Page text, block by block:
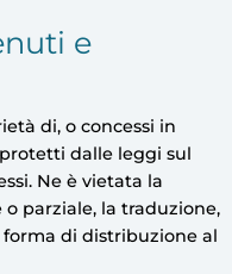
e
di, o concessi in
dalle leggi sul
Ne è vietata la
parziale, la traduzione,
di distribuzione al